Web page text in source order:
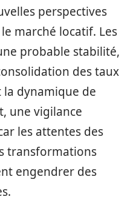
perspectives
marché locatif. Les
probable stabilité,
des taux
la dynamique de
une vigilance
les attentes des
transformations
engendrer des